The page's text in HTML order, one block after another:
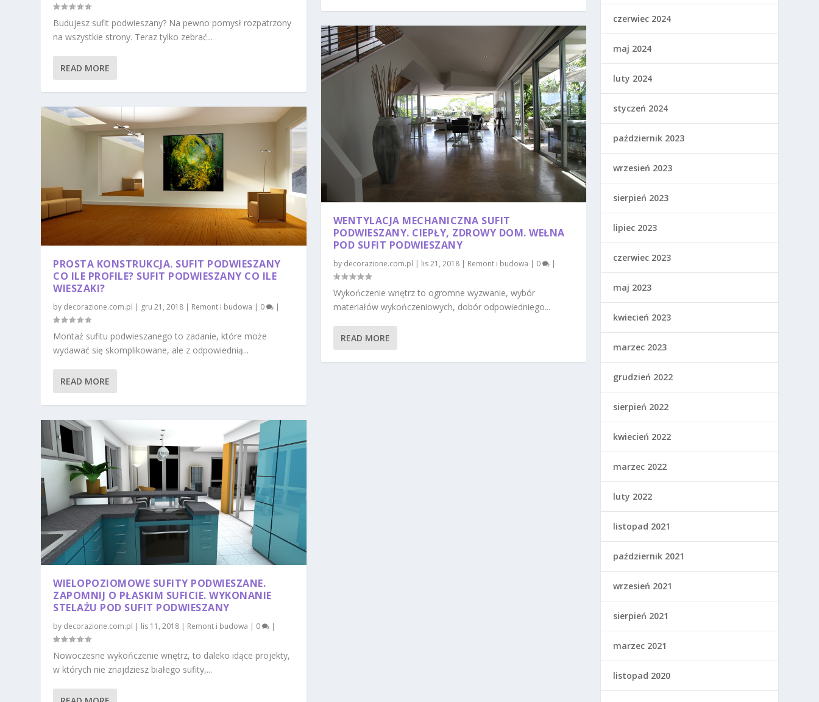
Budujesz sufit podwieszany? Na pewno pomysł rozpatrzony
na wszystkie strony. Teraz tylko zebrać...
READ MORE
PROSTA KONSTRUKCJA. SUFIT PODWIESZANY
CO ILE PROFILE? SUFIT PODWIESZANY CO ILE
WIESZAKI?
by decorazione.com.pl | gru 21, 2018 | Remont i budowa | 0 |
Montaż sufitu podwieszanego to zadanie, które może
wydawać się skomplikowane, ale z odpowiednią...
READ MORE
WIELOPOZIOMOWE SUFITY PODWIESZANE.
ZAPOMNIJ O PŁASKIM SUFICIE. WYKONANIE
STELAŻU POD SUFIT PODWIESZANY
by decorazione.com.pl | lis 11, 2018 | Remont i budowa | 0 |
Nowoczesne wykończenie wnętrz, to daleko idące projekty,
w których nie znajdziesz białego sufity,...
WENTYLACJA MECHANICZNA SUFIT
PODWIESZANY. CIEPŁY, ZDROWY DOM. WEŁNA
POD SUFIT PODWIESZANY
by decorazione.com.pl | lis 21, 2018| Remont i budowa | 0 |
Wykończenie wnętrz to ogromne wyzwanie, wybór
materiałów wykończeniowych, dobór odpowiedniego...
READ MORE
czerwiec 2024
maj 2024
luty 2024
styczeń 2024
październik 2023
wrzesień 2023
sierpień 2023
lipiec 2023
czerwiec 2023
maj 2023
kwiecień 2023
marzec 2023
grudzień 2022
sierpień 2022
kwiecień 2022
marzec 2022
luty 2022
listopad 2021
październik 2021
wrzesień 2021
sierpień 2021
marzec 2021
listopad 2020